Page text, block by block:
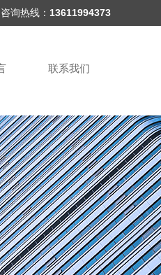
咨询热线： 13611994373
联系我们